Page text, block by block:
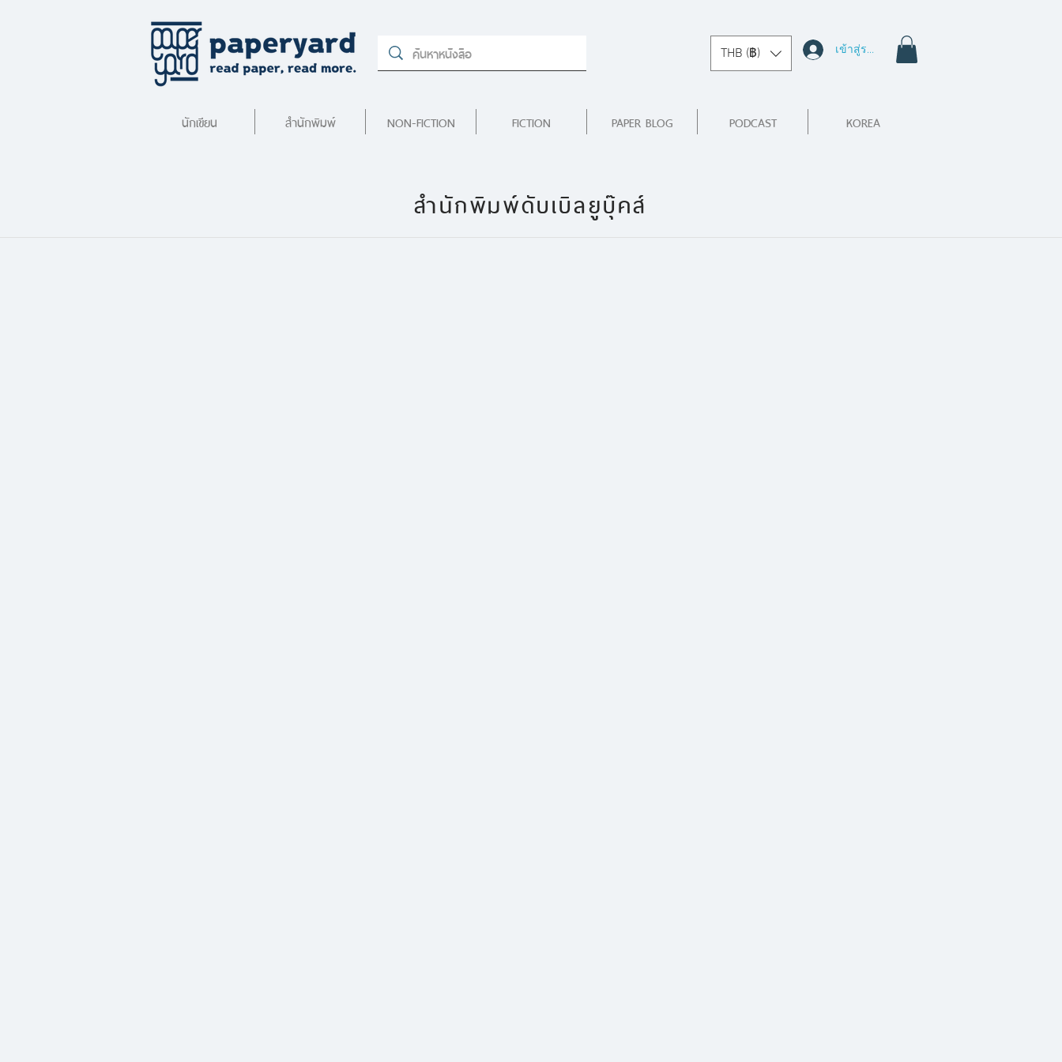
THB (฿) เข้าสู่ระบบ
นักเขียน สำนักพิมพ์ NON-FICTION FICTION PAPER BLOG PODCAST KOREA
สำนักพิมพ์ดับเบิลยูบุ๊คส์